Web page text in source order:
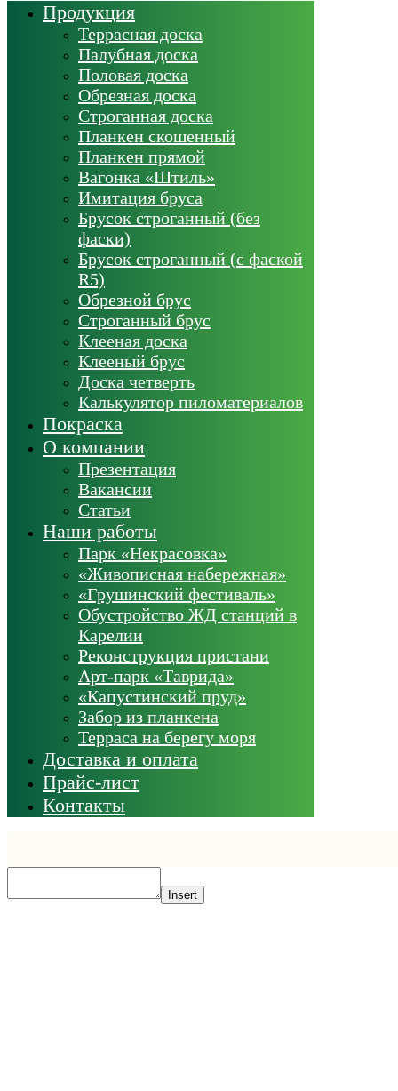
Продукция
Террасная доска
Палубная доска
Половая доска
Обрезная доска
Строганная доска
Планкен скошенный
Планкен прямой
Вагонка «Штиль»
Имитация бруса
Брусок строганный (без
фаски)
Брусок строганный (с фаской
R5)
Обрезной брус
Строганный брус
Клееная доска
Клееный брус
Доска четверть
Калькулятор пиломатериалов
Покраска
О компании
Презентация
Вакансии
Статьи
Наши работы
Парк «Некрасовка»
«Живописная набережная»
«Грушинский фестиваль»
Обустройство ЖД станций в
Карелии
Реконструкция пристани
Арт-парк «Таврида»
«Капустинский пруд»
Забор из планкена
Терраса на берегу моря
Доставка и оплата
Прайс-лист
Контакты
Insert